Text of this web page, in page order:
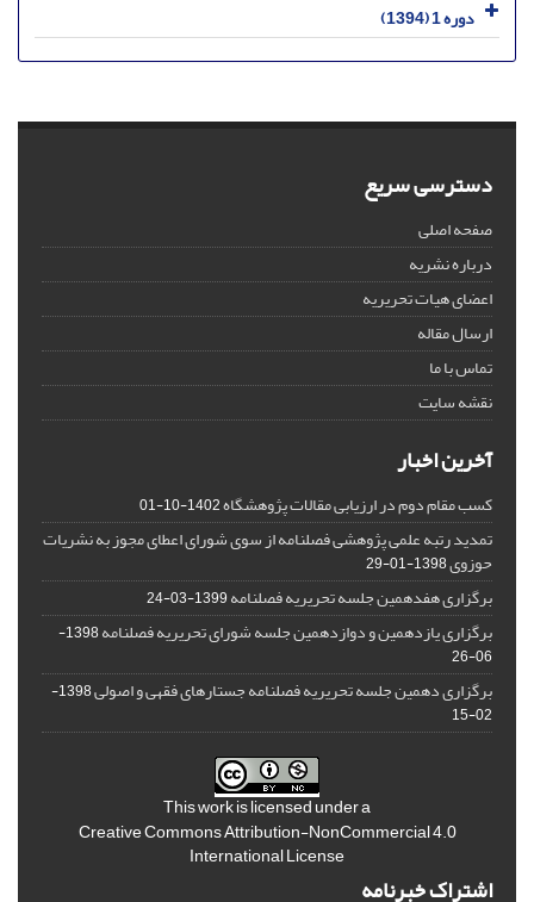
دوره 1 (1394)
دسترسی سریع
صفحه اصلی
درباره نشریه
اعضای هیات تحریریه
ارسال مقاله
تماس با ما
نقشه سایت
آخرین اخبار
کسب مقام دوم در ارزیابی مقالات پژوهشگاه1402-10-01
تمدید رتبه علمی پژوهشی فصلنامه از سوی شورای اعطای مجوز به نشریات
حوزوی1398-01-29
برگزاری هفدهمین جلسه تحریریه فصلنامه1399-03-24
برگزاری یازدهمین و دوازدهمین جلسه شورای تحریریه فصلنامه
1398-
06-26
برگزاری دهمین جلسه تحریریه فصلنامه جستارهای فقهی و اصولی
1398-
02-15
This work is licensed under a
Creative Commons Attribution-NonCommercial 4.0
International License
اشتراک خبرنامه